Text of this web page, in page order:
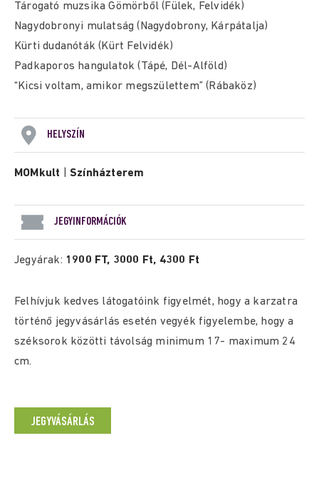
Tárogató muzsika Gömörből (Fülek, Felvidék)
Nagydobronyi mulatság (Nagydobrony, Kárpátalja)
Kürti dudanóták (Kürt Felvidék)
Padkaporos hangulatok (Tápé, Dél-Alföld)
“Kicsi voltam, amikor megszülettem” (Rábaköz)
HELYSZÍN
MOMkult |Színházterem
JEGYINFORMÁCIÓK
Jegyárak: 1900 FT, 3000 Ft, 4300 Ft
Felhívjuk kedves látogatóink figyelmét, hogy a karzatra
történő jegyvásárlás esetén vegyék figyelembe, hogy a
széksorok közötti távolság minimum 17- maximum 24
cm.
JEGYVÁSÁRLÁS